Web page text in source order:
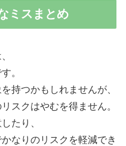
ミスまとめ
。
持つかもしれませんが、
スクはやむを得ません。
たり、
なりのリスクを軽減でき